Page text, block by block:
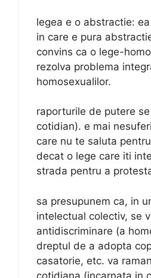
legea e o abstractie:
in care e pura
convins ca o lege-
rezolva problema
homosexualilor.
raporturile de putere
cotidian). e mai
care nu te saluta
decat o lege care iti
strada pentru a
sa presupunem ca, in
intelectual colectiv, se
antidiscriminare (a
dreptul de a adopta
casatorie, etc. va
cotidiana (incarnata in